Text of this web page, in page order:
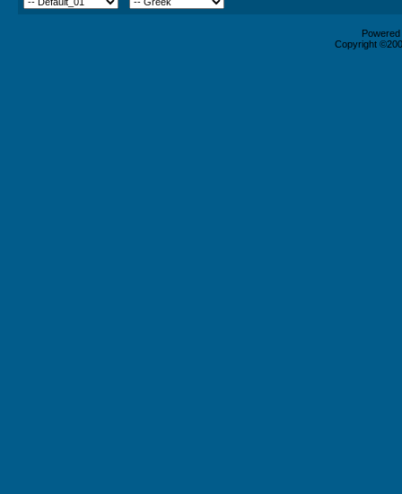
Copyright